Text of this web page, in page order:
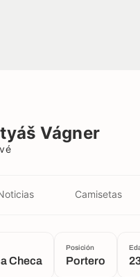
Vágner
Camisetas
Checa
Posición
Portero